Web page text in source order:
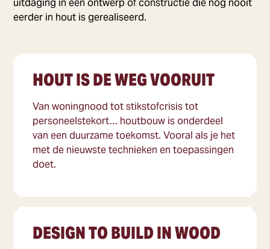
eerder in hout is gerealiseerd.
HOUT IS DE WEG VOORUIT
Van woningnood tot stikstofcrisis tot
personeelstekort… houtbouw is onderdeel
van een duurzame toekomst. Vooral als je het
met de nieuwste technieken en toepassingen
doet.
DESIGN TO BUILD IN WOOD